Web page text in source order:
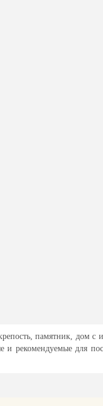
памятник, дом с
и рекомендуемые для